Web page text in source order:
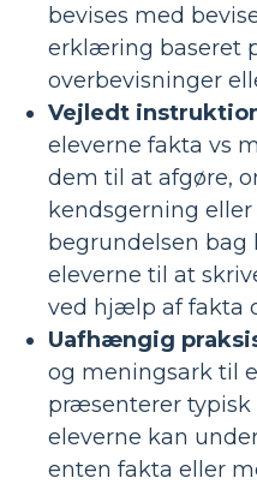
bevises med
erklæring baseret
overbevisninger
Vejledt
eleverne fakta vs
dem til at afgøre,
kendsgerning
begrundelsen bag
eleverne til at
ved hjælp af fakta
Uafhængig
og meningsark til
præsenterer
eleverne kan
enten fakta eller